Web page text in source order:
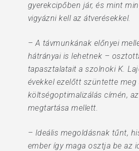
gyerekcipőben jár, és mint
vigyázni kell az átverésekkel.
– A távmunkának előnyei
hátrányai is lehetnek –
tapasztalatait a szolnoki K.
évekkel ezelőtt szüntette
költségoptimalizálás címén,
megtartása mellett.
– Ideális megoldásnak tűnt,
ember így maga osztja be az